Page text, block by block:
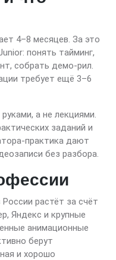
4–8 месяцев. За это
понять тайминг,
собрать демо-рил.
требует ещё 3–6
а не лекциями.
заданий и
практика дают
без разбора.
растёт за счёт
Яндекс и крупные
анимационные
берут
и хорошо